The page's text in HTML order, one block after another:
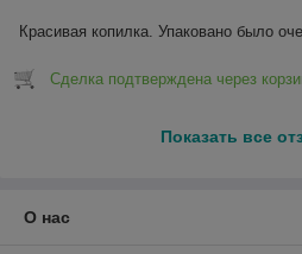
Красивая копилка. Упаковано было
Сделка подтверждена через
Показать все
О нас